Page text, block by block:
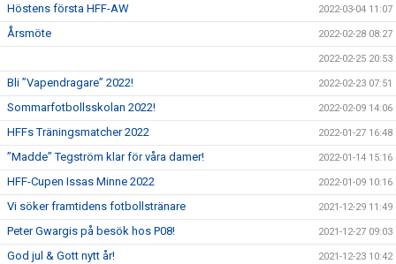
Höstens första HFF-AW 2022-03-04 11:07
Årsmöte 2022-02-28 08:27
2022-02-25 20:53
Bli ”Vapendragare” 2022! 2022-02-23 07:51
Sommarfotbollsskolan 2022! 2022-02-09 14:06
HFFs Träningsmatcher 2022 2022-01-27 16:48
”Madde” Tegström klar för våra damer! 2022-01-14 15:16
HFF-Cupen Issas Minne 2022 2022-01-09 10:16
Vi söker framtidens fotbollstränare 2021-12-29 11:49
Peter Gwargis på besök hos P08! 2021-12-27 09:03
God jul & Gott nytt år! 2021-12-23 10:42